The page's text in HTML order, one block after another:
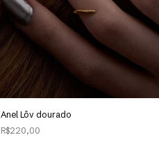
Anel Lôv dourado
R$220,00